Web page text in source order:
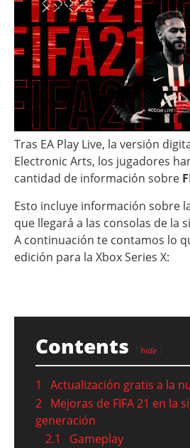
Tras EA Play Live, la versión
Electronic Arts, los jugadores
cantidad de información sobre
Esto incluye información sobre
que llegará a las consolas de la
A continuación te contamos lo
edición para la Xbox Series X:
Contents hide
1
Actualización gratis a la
2 Mejoras de FIFA 21 en la
generación
2.1
Gameplay